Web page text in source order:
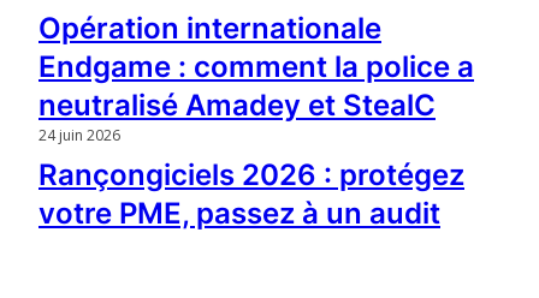
Opération internationale
Endgame : comment la police a
neutralisé Amadey et StealC
24 juin 2026
Rançongiciels 2026 : protégez
votre PME, passez à un audit